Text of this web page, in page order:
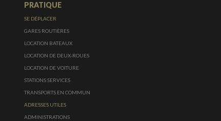
PRATIQUE
SE DÉPLACER
GARES ROUTIÈRES
LOCATION BATEAUX
LOCATION DE DEUX-ROUES
LOCATION DE VOITURE
STATIONS SERVICES
TRANSPORTS EN COMMUN
ADRESSES UTILES
ADMINISTRATIONS